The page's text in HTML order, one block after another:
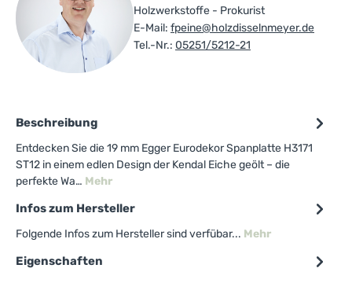
Holzwerkstoffe - Prokurist
E-Mail: fpeine@holzdisselnmeyer.de
Tel.-Nr.: 05251/5212-21
Beschreibung
Entdecken Sie die 19 mm Egger Eurodekor Spanplatte H3171
ST12 in einem edlen Design der Kendal Eiche geölt – die
perfekte Wa… Mehr
Infos zum Hersteller
Folgende Infos zum Hersteller sind verfübar... Mehr
Eigenschaften